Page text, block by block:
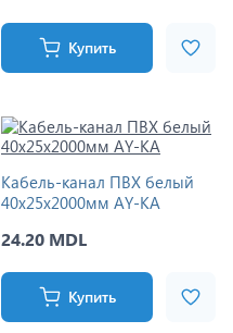
Купить
Кабель-канал ПВХ белый
40x25x2000мм AY-KA
24.20 MDL
Купить